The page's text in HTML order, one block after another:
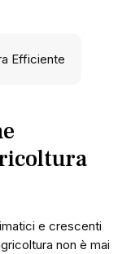
e crescenti
non è mai